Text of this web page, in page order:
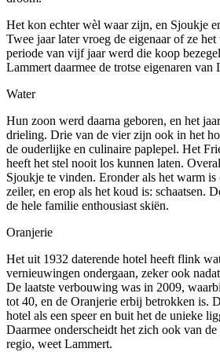
Het kon echter wèl waar zijn, en Sjoukje
Twee jaar later vroeg de eigenaar of ze
periode van vijf jaar werd die koop
Lammert daarmee de trotse eigenaren
Water
Hun zoon werd daarna geboren, en het
drieling. Drie van de vier zijn ook in het
de ouderlijke en culinaire paplepel. Het
heeft het stel nooit los kunnen laten.
Sjoukje te vinden. Eronder als het warm
zeiler, en erop als het koud is: schaatsen.
de hele familie enthousiast skiën.
Oranjerie
Het uit 1932 daterende hotel heeft flink
vernieuwingen ondergaan, zeker ook
De laatste verbouwing was in 2009,
tot 40, en de Oranjerie erbij betrokken is.
hotel als een speer en buit het de unieke
Daarmee onderscheidt het zich ook van
regio, weet Lammert.